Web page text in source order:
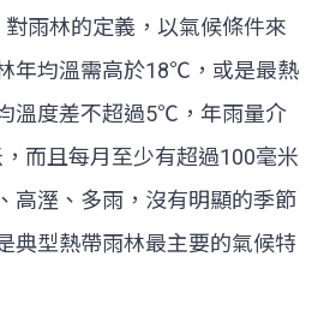
雨林的定義，以氣候條件來
年均溫需高於18℃，或是最熱
溫度差不超過5℃，年雨量介
而且每月至少有超過100毫米
高溼、多雨，沒有明顯的季節
典型熱帶雨林最主要的氣候特